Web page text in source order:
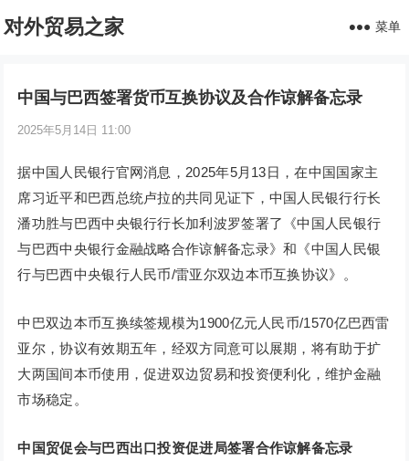
对外贸易之家 菜单
中国与巴西签署货币互换协议及合作谅解备忘录
2025年5月14日 11:00
据中国人民银行官网消息，2025年5月13日，在中国国家主
席习近平和巴西总统卢拉的共同见证下，中国人民银行行长
潘功胜与巴西中央银行行长加利波罗签署了《中国人民银行
与巴西中央银行金融战略合作谅解备忘录》和《中国人民银
行与巴西中央银行人民币/雷亚尔双边本币互换协议》。
中巴双边本币互换续签规模为1900亿元人民币/1570亿巴西雷
亚尔，协议有效期五年，经双方同意可以展期，将有助于扩
大两国间本币使用，促进双边贸易和投资便利化，维护金融
市场稳定。
中国贸促会与巴西出口投资促进局签署合作谅解备忘录